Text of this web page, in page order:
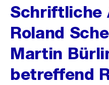
Schriftliche
Roland
Martin
betreffend